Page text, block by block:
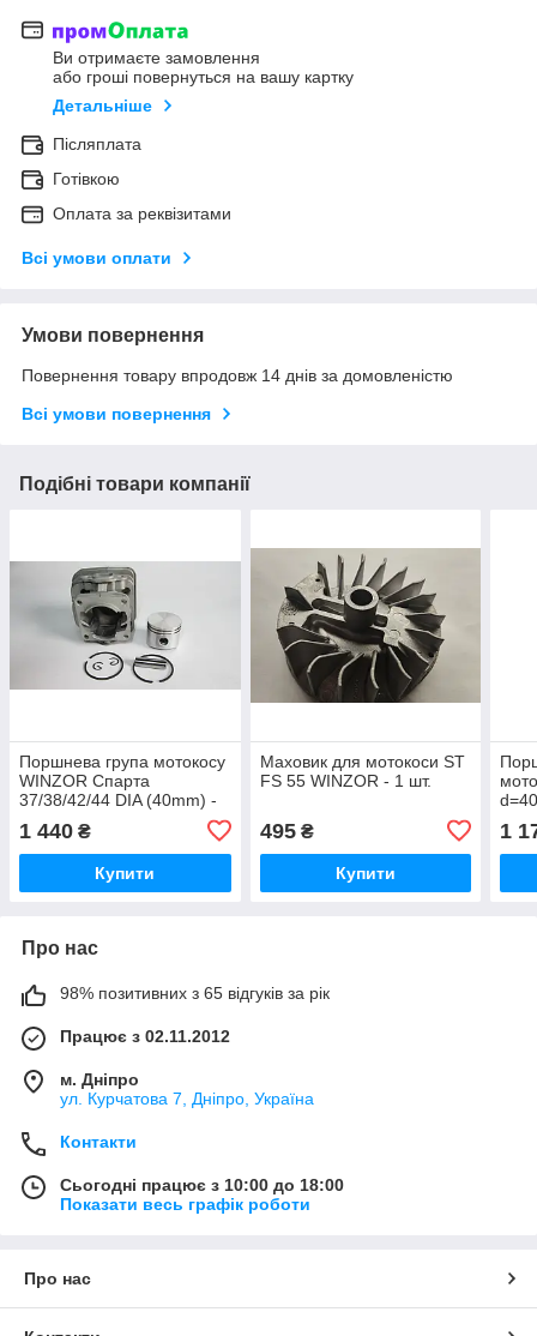
Ви отримаєте замовлення
або гроші повернуться на вашу картку
Детальніше
Післяплата
Готівкою
Оплата за реквізитами
Всі умови оплати
Умови повернення
Повернення товару впродовж 14 днів за домовленістю
Всі умови повернення
Подібні товари компанії
Поршнева група мотокосу
WINZOR Спарта
37/38/42/44 DIA (40mm) -
1 440 ₴
Купити
Маховик для мотокоси ST
FS 55 WINZOR - 1 шт.
495₴
Купити
1
Про нас
98% позитивних з 65 відгуків за рік
Працює з 02.11.2012
м. Дніпро
ул. Курчатова 7, Дніпро, Україна
Контакти
Сьогодні працює з 10:00 до 18:00
Показати весь графік роботи
Про нас